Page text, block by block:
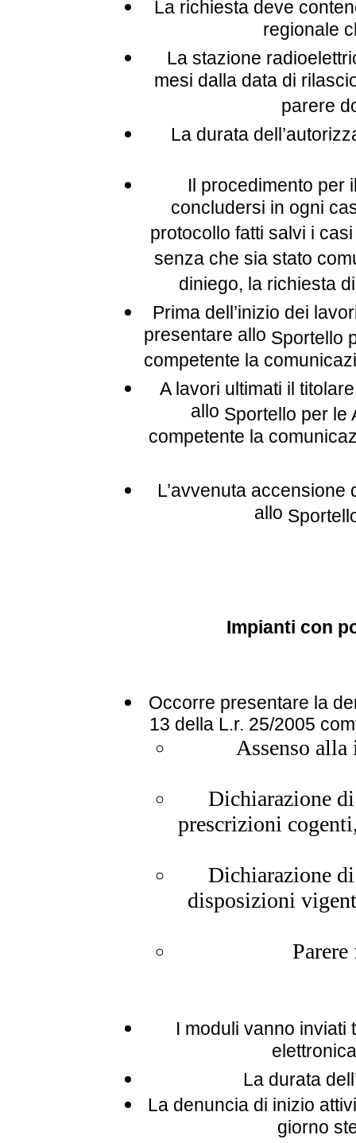
La richiesta deve
regionale
La stazione
mesi dalla data di
parere
La durata
Il procedimento per
concludersi in ogni
protocollo fatti salvi i
senza che sia stato
diniego, la richiesta
Prima dell’inizio dei
presentare allo Sportello
competente la
A lavori ultimati il
allo Sportello per le
competente la
L’avvenuta
allo
Impianti con
Occorre presentare la
13 della L.r. 25/2005
Assenso
Dichiarazione
prescrizioni
Dichiarazione
disposizioni
I moduli vanno inviati
La durata
La denuncia di inizio
giorno